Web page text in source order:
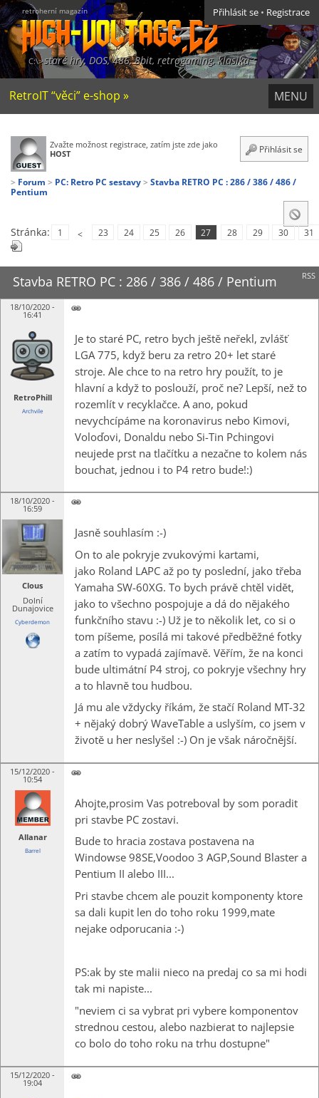
retroherní magazín
staré hry, DOS, 486, 8bit, retrogaming, klasika
Přihlásit se • Registrace
MENU
RetroIT “věci” e-shop »
Zvažte možnost registrace, zatím jste zde jako
HOST
Přihlásit se
Forum PC: Retro PC sestavy
Stavba RETRO PC : 286 / 386 / 486 /
Pentium
Stránka: 1 < 23 24 25 26 27 28 29 30 31
RSS
Stavba RETRO PC : 286 / 386 / 486 / Pentium
18/10/2020 -
16:41
RetroPhill
Archvile
Je to staré PC, retro bych ještě neřekl, zvlášť
LGA 775, když beru za retro 20+ let staré
stroje. Ale chce to na retro hry použít, to je
hlavní a když to poslouží, proč ne? Lepší, než to
rozemlít v recyklačce. A ano, pokud
nevychcípáme na koronavirus nebo Kimovi,
Voloďovi, Donaldu nebo Si-Tin Pchingovi
neujede prst na tlačítku a nezačne to kolem nás
bouchat, jednou i to P4 retro bude!:)
18/10/2020 -
16:59
Clous
Dolní
Dunajovice
Cyberdemon
Jasně souhlasím :-)
On to ale pokryje zvukovými kartami,
jako Roland LAPC až po ty poslední, jako třeba
Yamaha SW-60XG. To bych právě chtěl vidět,
jako to všechno pospojuje a dá do nějakého
funkčního stavu :-) Už je to několik let, co si o
tom píšeme, posílá mi takové předběžné fotky
a zatím to vypadá zajímavě. Věřím, že na konci
bude ultimátní P4 stroj, co pokryje všechny hry
a to hlavně tou hudbou.
Já mu ale vždycky říkám, že stačí Roland MT-32
+ nějaký dobrý WaveTable a uslyším, co jsem v
životě u her neslyšel :-) On je však náročnější.
15/12/2020 -
10:54
Allanar
Barrel
Ahojte,prosim Vas potreboval by som poradit
pri stavbe PC zostavi.
Bude to hracia zostava postavena na
Windowse 98SE,Voodoo 3 AGP,Sound Blaster a
Pentium II alebo III...
Pri stavbe chcem ale pouzit komponenty ktore
sa dali kupit len do toho roku 1999,mate
nejake odporucania :-)
PS:ak by ste malii nieco na predaj co sa mi hodi
tak mi napiste...
"neviem ci sa vybrat pri vybere komponentov
strednou cestou, alebo nazbierat to najlepsie
co bolo do toho roku na trhu dostupne"
15/12/2020 -
19:04